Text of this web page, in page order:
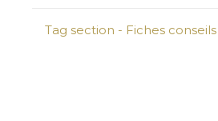
Tag section - Fiches conseils